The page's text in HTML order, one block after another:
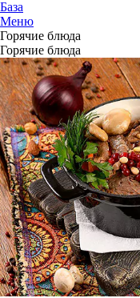
База
Меню
Горячие блюда
Горячие блюда